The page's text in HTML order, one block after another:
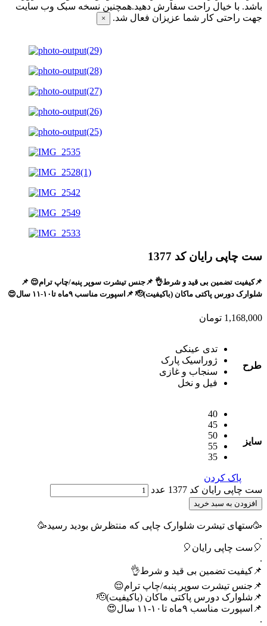
باشد. با خیال راحت سفارش دهید.همچنین نسخه سبک وب سایت
جهت راحتی کار شما عزیزان فعال شد.
×
ست چاپی رایان کد 1377
📌کیفیت تضمین بی قید و شرط👌 📌جنس تیشرت سوپر پنبه/چاپ ترام😌 📌
شلوارک دورس پاکتی ماکان (باکیفیت)🫡 📌اسپورت مناسب ۹ماه تا۱۰-۱۱ سال😍
1,168,000 تومان
طرح
تدی عینکی
ژوراسیک پارک
سنجاب و غازی
فیل و نخل
سایز
40
45
50
55
35
پاک کردن
ست چاپی رایان کد 1377 عدد
افزودن به سبد خرید
🥳ستهای تیشرت شلوارک چاپی که منتظرش بودید رسید🥳
.
🎈ست چاپی رایان🎈
.
📌کیفیت تضمین بی قید و شرط👌
📌جنس تیشرت سوپر پنبه/چاپ ترام😌
📌شلوارک دورس پاکتی ماکان (باکیفیت)🫡
📌اسپورت مناسب ۹ماه تا۱۰-۱۱ سال😍
.